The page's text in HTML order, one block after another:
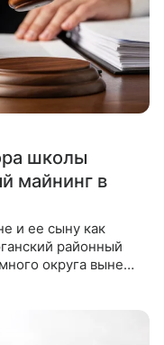
школы
майнинг в
и ее сыну как
районный
округа вынес
об